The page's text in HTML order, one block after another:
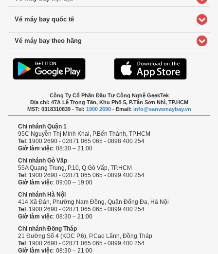
Vé máy bay quốc tếclick to expand contents
Vé máy bay theo hãng
Công Ty Cổ Phần Đầu Tư Công Nghệ GeekTek
Địa chỉ: 47A Lê Trọng Tấn, Khu Phố 5, P.Tân Sơn Nhì, TP.HCM
MST: 0318310839 - Tel: 1900 2690- Email: info@sanvemaybay.vn
Chi nhánh Quận 1
95C Nguyễn Thị Minh Khai, P.Bến Thành, TP.HCM
Tel : 1900 2690 - 02871 065 065 - 0898 400 254
Giờ làm việc: 08:30 – 21:00
Chi nhánh Gò Vấp
55A Quang Trung, P.10, Q.Gò Vấp, TP.HCM
Tel : 1900 2690 - 02871 065 065 - 0899 400 254
Giờ làm việc: 09:00 – 19:00
Chi nhánh Hà Nội
414 Xã Đàn, Phường Nam Đồng, Quận Đống Đa, Hà Nội
Tel : 1900 2690 - 02871 065 065 - 0899 400 254
Giờ làm việc: 08:30 – 21:00
Chi nhánh Đồng Tháp
21 Đường Số 4 (KDC P.6), P.Cao Lãnh, Đồng Tháp
Tel : 1900 2690 - 02871 065 065 - 0899 400 254
Giờ làm việc: 08:30 – 21:00